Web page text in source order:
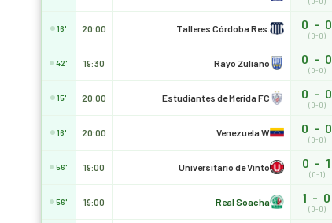
16' 20:00 Talleres Córdoba Res. 0 - 0
(0-0)
42' 19:30 Rayo Zuliano 0 - 0
(0-0)
15' 20:00 Estudiantes de Merida FC 0 - 0
(0-0)
16' 20:00 Venezuela W 0 - 0
(0-0)
56' 19:00 Universitario de Vinto 0 - 1
(0-1)
56' 19:00 Real Soacha 1 - 0
(0-0)